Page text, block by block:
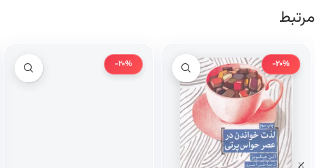
مرتبط
-20%
-20%